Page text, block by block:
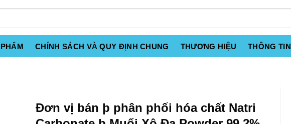
CHÍNH SÁCH VÀ QUY ĐỊNH CHUNG THƯƠNG HIỆU THÔNG TIN
Đơn vị bán þ phân phối hóa chất Natri